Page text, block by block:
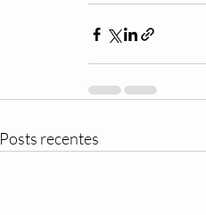
Posts recentes